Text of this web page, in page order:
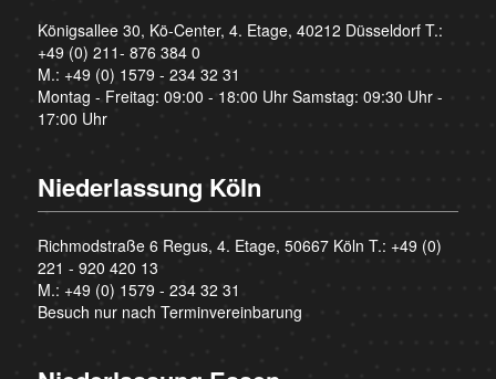
Königsallee 30, Kö-Center, 4. Etage, 40212 Düsseldorf T.:
+49 (0) 211- 876 384 0
M.: +49 (0) 1579 - 234 32 31
Montag - Freitag: 09:00 - 18:00 Uhr Samstag: 09:30 Uhr -
17:00 Uhr
Niederlassung Köln
Richmodstraße 6 Regus, 4. Etage, 50667 Köln T.: +49 (0)
221 - 920 420 13
M.: +49 (0) 1579 - 234 32 31
Besuch nur nach Terminvereinbarung